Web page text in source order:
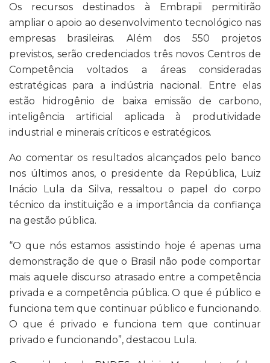
Os recursos destinados à Embrapii permitirão
ampliar o apoio ao desenvolvimento tecnológico nas
empresas brasileiras. Além dos 550 projetos
previstos, serão credenciados três novos Centros de
Competência voltados a áreas consideradas
estratégicas para a indústria nacional. Entre elas
estão hidrogênio de baixa emissão de carbono,
inteligência artificial aplicada à produtividade
industrial e minerais críticos e estratégicos.
Ao comentar os resultados alcançados pelo banco
nos últimos anos, o presidente da República, Luiz
Inácio Lula da Silva, ressaltou o papel do corpo
técnico da instituição e a importância da confiança
na gestão pública.
“O que nós estamos assistindo hoje é apenas uma
demonstração de que o Brasil não pode comportar
mais aquele discurso atrasado entre a competência
privada e a competência pública. O que é público e
funciona tem que continuar público e funcionando.
O que é privado e funciona tem que continuar
privado e funcionando”, destacou Lula.